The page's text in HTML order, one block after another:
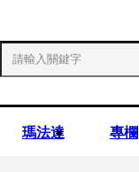
瑪法達 專欄